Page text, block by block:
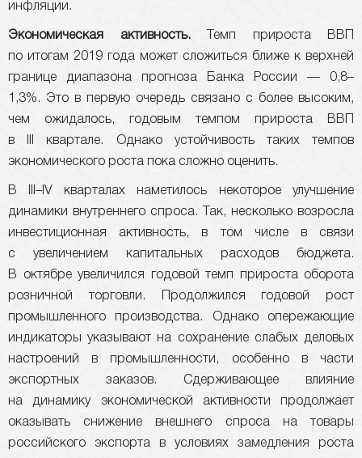
инфляции.
Экономическая активность.Темп прироста ВВП
по итогам 2019 года может сложиться ближе к верхней
границе диапазона прогноза Банка России — 0,8–
1,3%. Это в первую очередь связано с более высоким,
чем ожидалось, годовым темпом прироста ВВП
в III квартале. Однако устойчивость таких темпов
экономического роста пока сложно оценить.
В III–IV кварталах наметилось некоторое улучшение
динамики внутреннего спроса. Так, несколько возросла
инвестиционная активность, в том числе в связи
с увеличением капитальных расходов бюджета.
В октябре увеличился годовой темп прироста оборота
розничной торговли. Продолжился годовой рост
промышленного производства. Однако опережающие
индикаторы указывают на сохранение слабых деловых
настроений в промышленности, особенно в части
экспортных заказов. Сдерживающее влияние
на динамику экономической активности продолжает
оказывать снижение внешнего спроса на товары
российского экспорта в условиях замедления роста